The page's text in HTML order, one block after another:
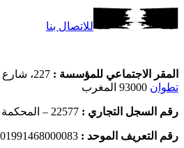
للاتصال بنا
المقر الاجتماعي للمؤسسة : 227، شارع محمد بنونة، الطويلع –
تطوان
رقم السجل التجاري : 22577 – المحكمة الابتدائية بتطوان
رقم التعريف الموحد :